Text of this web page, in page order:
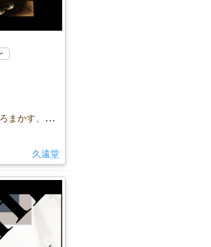
強盗団の手下となって稼ぎをちょろまかす、マストノットフォロー・トリックテイキング
久遠堂